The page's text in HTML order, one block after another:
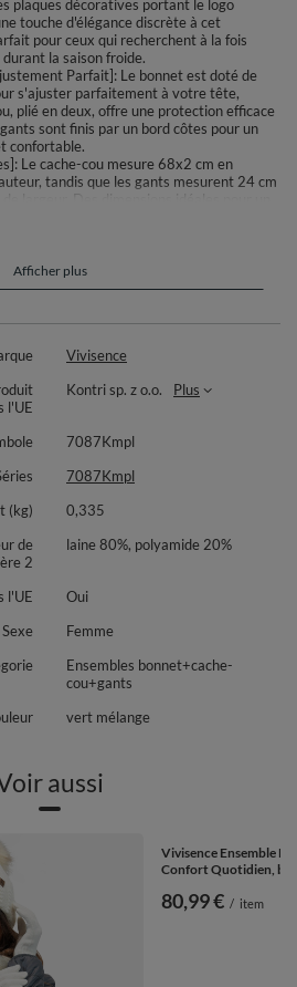
plaques décoratives portant le logo
touche d'élégance discrète à cet
pour ceux qui recherchent à la fois
la saison froide.
Parfait]: Le bonnet est doté de
s'ajuster parfaitement à votre tête,
plié en deux, offre une protection efficace
sont finis par un bord côtes pour un
confortable.
Le cache-cou mesure 68x2 cm en
tandis que les gants mesurent 24 cm
tête
environ 68cm x2, hauteur - environ 38cm.
bord côtes
froides journées d'hiver.
laine chaud.
polyamide.
Afficher plus
Vivisence
l'UE
Kontri sp. z o.o. Plus
7087Kmpl
7087Kmpl
(kg)
0,335
de
2
laine 80%, polyamide 20%
l'UE
Oui
Sexe
Femme
Ensembles bonnet+cache-
cou+gants
vert mélange
aussi
Vivisence Ensemble
Confort Quotidien,
80,99 € / item